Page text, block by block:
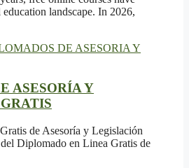
landscape. In 2026,
ASESORÍA Y
de Asesoría y Legislación
Diplomado en Linea Gratis de